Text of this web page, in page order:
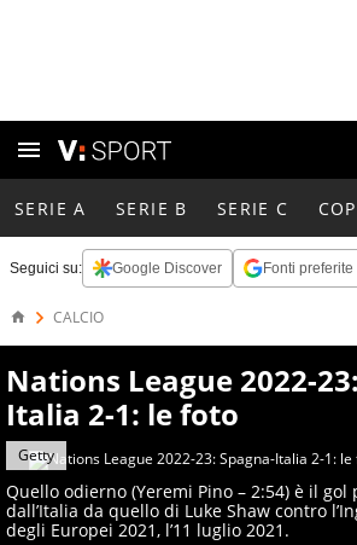
SERIE A SERIE B SERIE C
Seguici su: Google Discover Fonti preferite
CALCIO
Nations League 2022-
Italia 2-1: le foto
Getty
Quello odierno (Yeremi Pino – 2:54) è il
dall’Italia da quello di Luke Shaw contro
degli Europei 2021, l’11 luglio 2021.